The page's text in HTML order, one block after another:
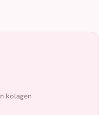
kolagen